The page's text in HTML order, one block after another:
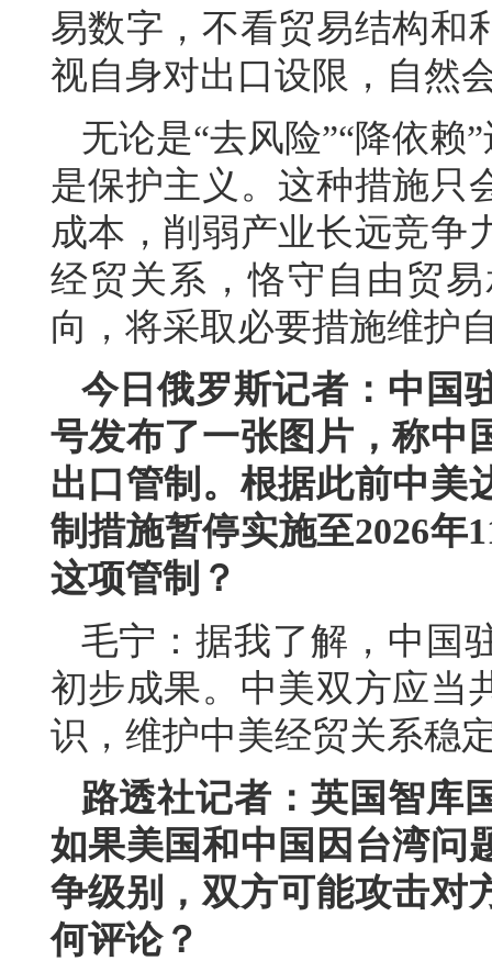
易数字，不看贸易结构和
视自身对出口设限，自然
无论是“去风险”“降依赖
是保护主义。这种措施只
成本，削弱产业长远竞争
经贸关系，恪守自由贸
向，将采取必要措施维护
今日俄罗斯记者：中国
号发布了一张图片，称中
出口管制。根据此前中美
制措施暂停实施至2026年
这项管制？
毛宁：据我了解，中国
初步成果。中美双方应当
识，维护中美经贸关系稳
路透社记者：英国智库
如果美国和中国因台湾问
争级别，双方可能攻击对
何评论？